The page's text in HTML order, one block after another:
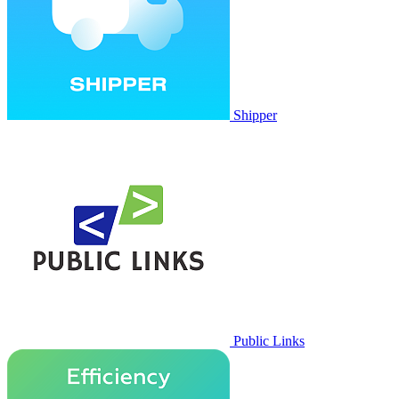
Shipper
Public Links